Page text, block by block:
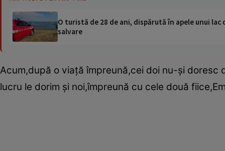
O turistă de 28 de ani, dispărută în apele unui
salvare
Acum,după o viaţă împreună,cei doi nu-şi
lucru le dorim şi noi,împreună cu cele două